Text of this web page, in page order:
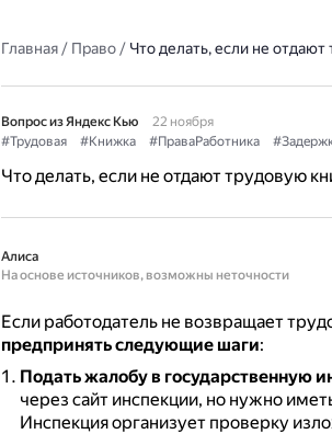
Главная/ Право/ Что делать, если не
Вопрос из Яндекс Кью
22 ноября
#Трудовая
#Книжка #ПраваРаботника
Что делать, если не отдают трудовую
Алиса
На основе источников, возможны неточности
Если работодатель не возвращает
предпринять следующие шаги:
Подать жалобу в государственную
через сайт инспекции, но нужно
Инспекция организует проверку